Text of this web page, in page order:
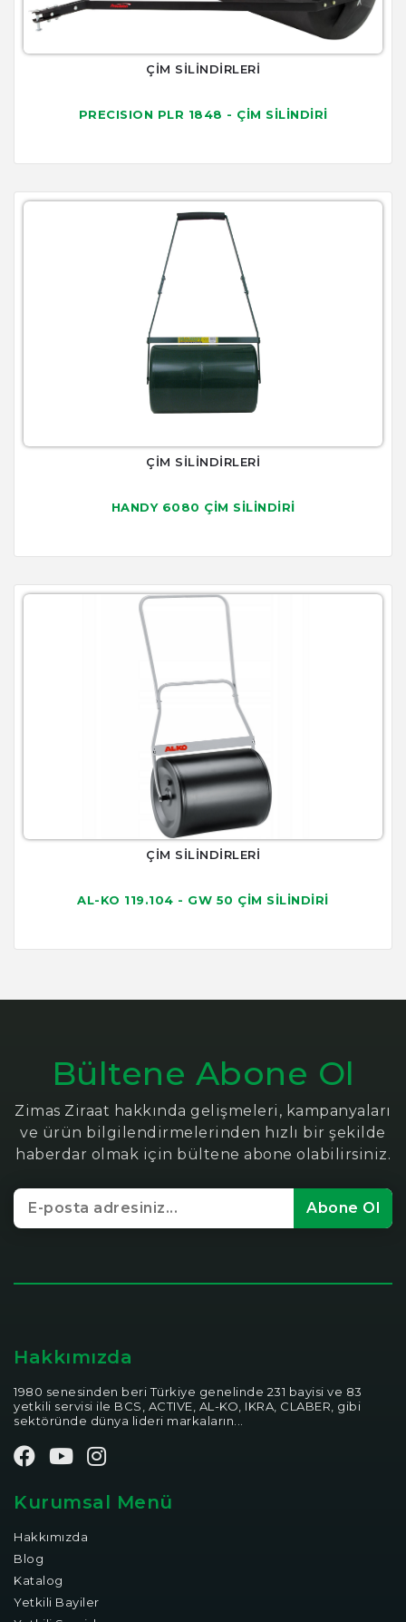
ÇİM SİLİNDİRLERİ
PRECISION PLR 1848 - ÇİM SİLİNDİRİ
ÇİM SİLİNDİRLERİ
HANDY 6080 ÇİM SİLİNDİRİ
ÇİM SİLİNDİRLERİ
AL-KO 119.104 - GW 50 ÇİM SİLİNDİRİ
Bültene Abone Ol
Zimas Ziraat hakkında gelişmeleri, kampanyaları
ve ürün bilgilendirmelerinden hızlı bir şekilde
haberdar olmak için bültene abone olabilirsiniz.
Abone Ol
Hakkımızda
1980 senesinden beri Türkiye genelinde 231 bayisi ve 83
yetkili servisi ile BCS, ACTIVE, AL-KO, IKRA, CLABER, gibi
sektöründe dünya lideri markaların...
Kurumsal Menü
Hakkımızda
Blog
Katalog
Yetkili Bayiler